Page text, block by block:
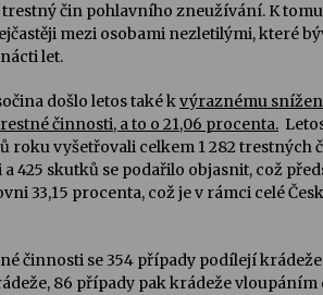
čin pohlavního zneužívání. K
mezi osobami nezletilými, které
let.
došlo letos také kvýraznému
činnosti, a to o 21,06 procenta.
roku vyšetřovali celkem 1 282 trestných
425 skutků se podařilo objasnit, což
33,15 procenta, což je v rámci celé
činnosti se 354 případy podílejí
86 případy pak krádeže vloupáním